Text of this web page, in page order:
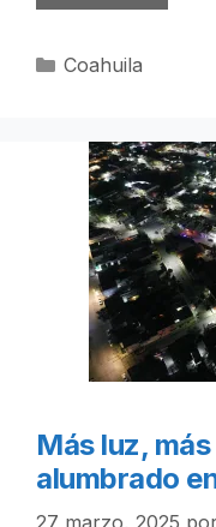
Categorías
Coahuila
Más luz,
alumbrado
27 marzo, 2025